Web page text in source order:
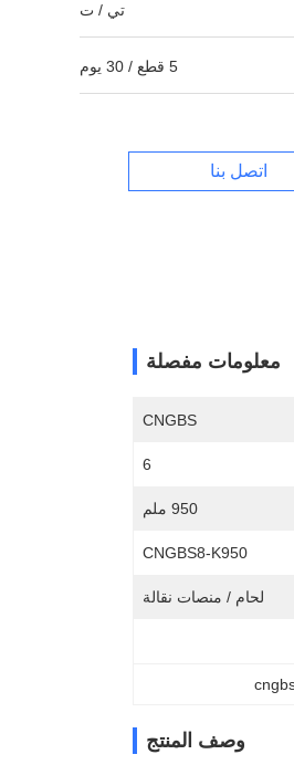
تي / ت
5 قطع / 30 يوم
اتصل بنا
معلومات مفصلة
CNGBS
6
950 ملم
CNGBS8-K950
لحام / منصات نقالة
وصف المنتج